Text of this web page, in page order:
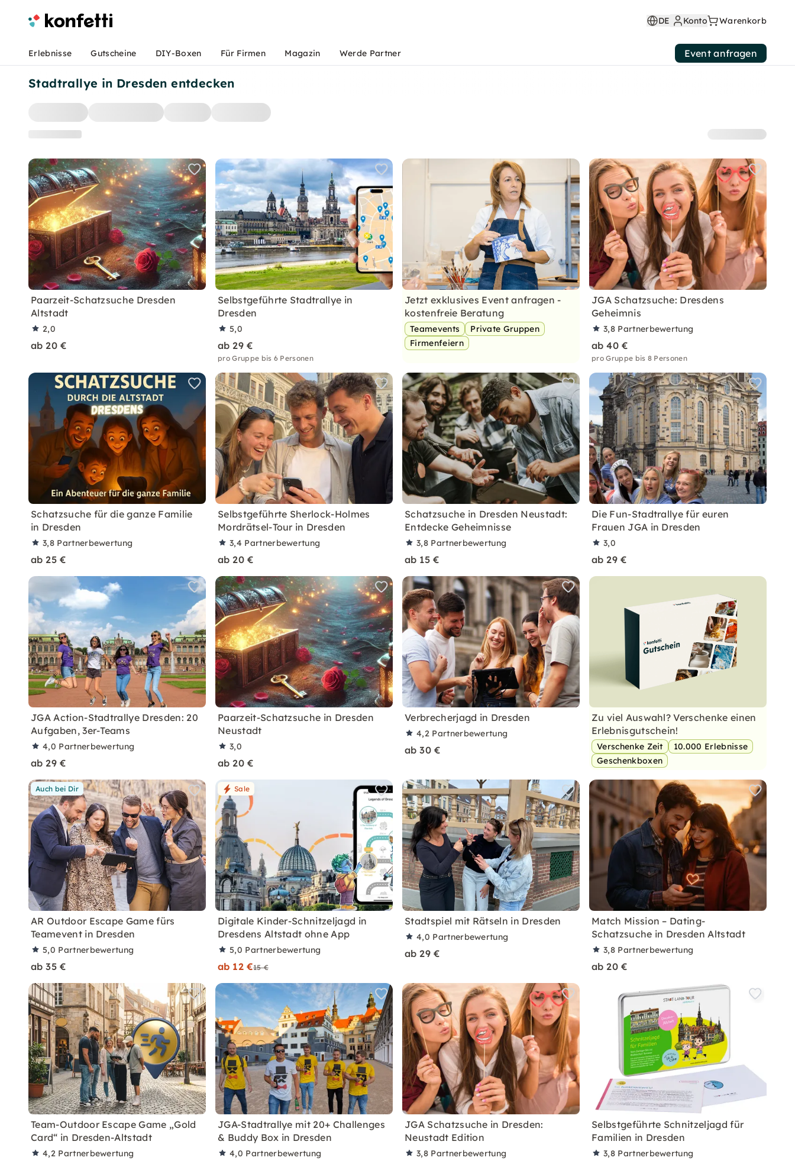
Stadtrallye in Dresden entdecken
Paarzeit-Schatzsuche Dresden
Altstadt
2,0
ab 20 €
Selbstgeführte Stadtrallye in
Dresden
5,0
ab 29 €
pro Gruppe bis 6 Personen
Jetzt exklusives Event anfragen -
kostenfreie Beratung
Teamevents
Private Gruppen
Firmenfeiern
JGA Schatzsuche: Dresdens
Geheimnis
3,8 Partnerbewertung
ab 40 €
pro Gruppe bis 8 Personen
Schatzsuche für die ganze Familie
in Dresden
3,8 Partnerbewertung
ab 25 €
Selbstgeführte Sherlock-Holmes
Mordrätsel-Tour in Dresden
3,4 Partnerbewertung
ab 20 €
Schatzsuche in Dresden Neustadt:
Entdecke Geheimnisse
3,8 Partnerbewertung
ab 15 €
Die Fun-Stadtrallye für euren
Frauen JGA in Dresden
3,0
ab 29 €
JGA Action-Stadtrallye Dresden: 20
Aufgaben, 3er-Teams
4,0 Partnerbewertung
ab 29 €
Paarzeit-Schatzsuche in Dresden
Neustadt
3,0
ab 20 €
Verbrecherjagd in Dresden
4,2 Partnerbewertung
ab 30 €
Zu viel Auswahl? Verschenke einen
Erlebnisgutschein!
Verschenke Zeit
10.000 Erlebnisse
Geschenkboxen
Auch bei Dir
AR Outdoor Escape Game fürs
Teamevent in Dresden
5,0 Partnerbewertung
ab 35 €
Sale
Digitale Kinder-Schnitzeljagd in
Dresdens Altstadt ohne App
5,0 Partnerbewertung
ab 12 €15 €
Stadtspiel mit Rätseln in Dresden
4,0 Partnerbewertung
ab 29 €
Match Mission – Dating-
Schatzsuche in Dresden Altstadt
3,8 Partnerbewertung
ab 20 €
Team-Outdoor Escape Game „Gold
Card“ in Dresden-Altstadt
4,2 Partnerbewertung
JGA-Stadtrallye mit 20+ Challenges
& Buddy Box in Dresden
4,0 Partnerbewertung
JGA Schatzsuche in Dresden:
Neustadt Edition
3,8 Partnerbewertung
Selbstgeführte Schnitzeljagd für
Familien in Dresden
3,8 Partnerbewertung
DE Konto Warenkorb
Erlebnisse Gutscheine DIY-Boxen Für Firmen Magazin Werde Partner Event anfragen